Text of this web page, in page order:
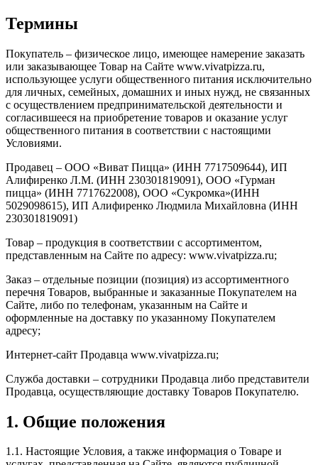
Термины
Покупатель – физическое лицо, имеющее намерение заказать
или заказывающее Товар на Сайте www.vivatpizza.ru,
использующее услуги общественного питания исключительно
для личных, семейных, домашних и иных нужд, не связанных
с осуществлением предпринимательской деятельности и
согласившееся на приобретение товаров и оказание услуг
общественного питания в соответствии с настоящими
Условиями.
Продавец – ООО «Виват Пицца» (ИНН 7717509644), ИП
Алифиренко Л.М. (ИНН 230301819091), ООО «Гурман
пицца» (ИНН 7717622008), ООО «Сукромка»(ИНН
5029098615), ИП Алифиренко Людмила Михайловна (ИНН
230301819091)
Товар – продукция в соответствии с ассортиментом,
представленным на Сайте по адресу: www.vivatpizza.ru;
Заказ – отдельные позиции (позиция) из ассортиментного
перечня Товаров, выбранные и заказанные Покупателем на
Сайте, либо по телефонам, указанным на Сайте и
оформленные на доставку по указанному Покупателем
адресу;
Интернет-сайт Продавца www.vivatpizza.ru;
Служба доставки – сотрудники Продавца либо представители
Продавца, осуществляющие доставку Товаров Покупателю.
1. Общие положения
1.1. Настоящие Условия, а также информация о Товаре и